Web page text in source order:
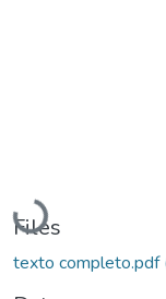
Loading...
Files
texto completo.pdf